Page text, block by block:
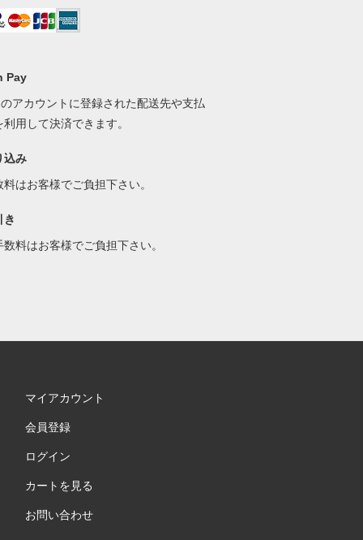
Pay
アカウントに登録された配送先や支払
利用して決済できます。
込み
料はお客様でご負担下さい。
き
数料はお客様でご負担下さい。
マイアカウント
会員登録
ログイン
カートを見る
お問い合わせ